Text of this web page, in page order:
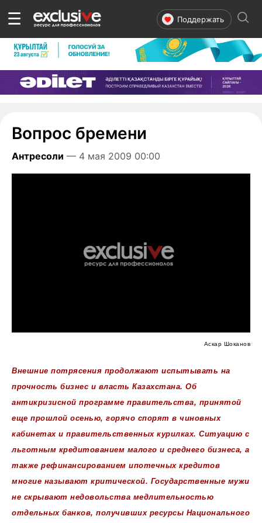
☰ Поддержать
Вопрос бремени
Антресоли — 4 мая 2009 00:00
Аскар Шоканов
Внешние потрясения продолжают испытывать на
прочность бизнес и власть Казахстана. Об
антикризисной программе правительства, принятой
еще прошлой осенью, горячо спорят в чиновных
кабинетах и правительственных курилках. Ситуацию с
льготным кредитованием малого и среднего бизнеса, а
также рефинансированием ипотечных кредитов
многие называют критической. Государственные мужи
не скрывают недовольства медлительностью
отдельных банков, получивших ресурсы Национального